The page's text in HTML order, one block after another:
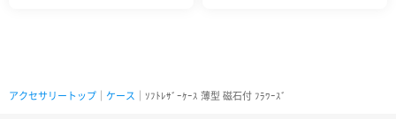
アクセサリートップ ケース ｜ｿﾌﾄﾚｻﾞｰｹｰｽ 薄型 磁石付 ﾌﾗﾜｰｽﾞ